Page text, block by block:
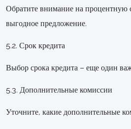
Обратите внимание на процентную
выгодное предложение.
5.2. Срок кредита
Выбор срока кредита – еще один
5.3. Дополнительные комиссии
Уточните, какие дополнительные